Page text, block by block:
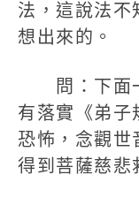
法，這說法不
想出來的。
問：下面一
有落實《弟子
恐怖，念觀世
得到菩薩慈悲